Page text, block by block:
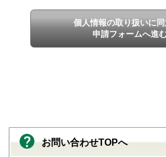
個人情報の取り扱いに
申請フォームへ進
お問い合わせTOPへ